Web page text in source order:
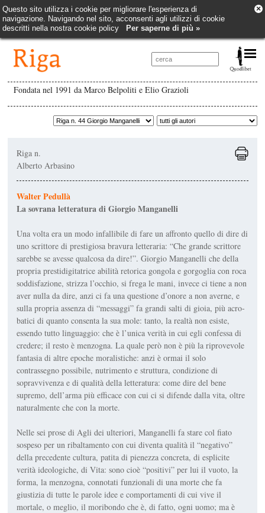
Questo sito utilizza i cookie per migliorare l'esperienza di
navigazione. Navigando nel sito, acconsenti agli utilizzi di cookie
descritti nella nostra cookie policy
Per saperne di più »
×
Fondata nel 1991 da Marco Belpoliti e Elio Grazioli
Riga n.
Alberto Arbasino
Walter Pedullà
La sovrana letteratura di Giorgio Manganelli
Una volta era un modo infallibile di fare un affronto quello di dire di
uno scrittore di prestigiosa bravura letteraria: “Che grande scrittore
sarebbe se avesse qualcosa da dire!”. Giorgio Manganelli che della
propria prestidigitatrice abilità retorica gongola e gorgoglia con roca
soddisfazione, strizza l’occhio, si frega le mani, invece ci tiene a non
aver nulla da dire, anzi ci fa una questione d’onore a non averne, e
sulla propria assenza di “messaggi” fa grandi salti di gioia, più acro­
batici di quanto consenta la sua mole: tanto, la realtà non esiste,
essendo tutto linguaggio: che è l’unica verità in cui egli confessa di
credere; il resto è menzogna. La quale però non è più la riprovevole
fantasia di altre epoche moralistiche: anzi è ormai il solo
contrassegno possibile, nutrimen­to e struttura, condizione di
sopravvivenza e di qualità della letteratura: come dire del bene
supremo, dell’arma più efficace con cui ci si difende dalla vita, oltre
naturalmente che con la morte.
Nelle sei prose diAgli dei ulteriori, Manganelli fa stare col fiato
sospeso per un ribaltamento con cui diventa qualità il “negativo”
della precedente cultura, patita di pienezza concreta, di esplicite
verità ideolo­giche, di Vita: sono cioè “positivi” per lui il vuoto, la
forma, la men­zogna, connotati funzionali di una morte che fa
giustizia di tutte le parole idee e comportamenti di cui vive il
mortale, o meglio, il moribondo che è, di fatto, ogni uomo; ma è